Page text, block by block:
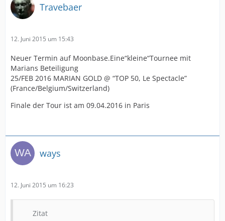
Travebaer
12. Juni 2015 um 15:43
Neuer Termin auf Moonbase.Eine“kleine“Tournee mit
Marians Beteiligung
25/FEB 2016 MARIAN GOLD @ “TOP 50, Le Spectacle”
(France/Belgium/Switzerland)
Finale der Tour ist am 09.04.2016 in Paris
ways
12. Juni 2015 um 16:23
Zitat